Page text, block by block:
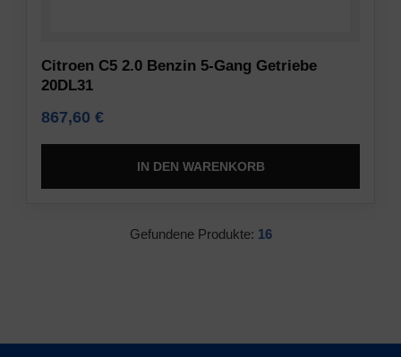
Citroen C5 2.0 Benzin 5-Gang Getriebe
20DL31
867,60 €
IN DEN WARENKORB
Gefundene Produkte: 16